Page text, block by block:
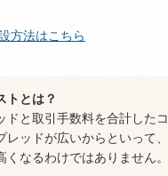
方法はこちら
トとは？
ドと取引手数料を合計した
レッドが広いからといって
くなるわけではありません。